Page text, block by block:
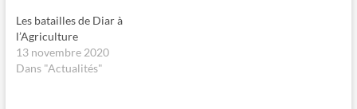
a
c
e
b
o
o
k
(
o
r
e
d
Les batailles de Diar à
l’Agriculture
13 novembre 2020
Dans "Actualités"